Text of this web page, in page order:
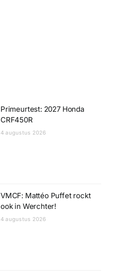
Primeurtest: 2027 Honda
CRF450R
4 augustus 2026
VMCF: Mattéo Puffet rockt
ook in Werchter!
4 augustus 2026